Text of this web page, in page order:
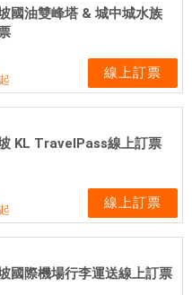
國油雙峰塔 & 城中城水族
起 線上訂票
KL TravelPass線上訂票
起 線上訂票
國際機場行李運送線上訂票